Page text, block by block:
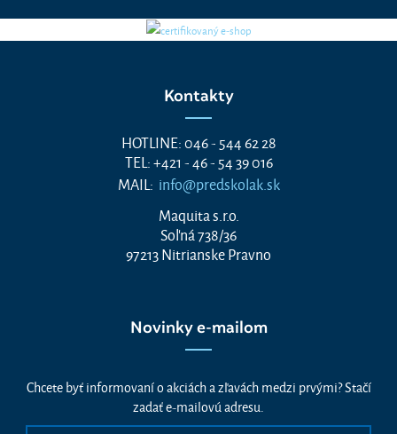
Kontakty
HOTLINE: 046 - 544 62 28
TEL: +421 - 46 - 54 39 016
MAIL: info@predskolak.sk
Maquita s.r.o.
Soľná 738/36
97213 Nitrianske Pravno
Novinky e-mailom
Chcete byť informovaní o akciách a zľavách medzi prvými? Stačí
zadať e-mailovú adresu.